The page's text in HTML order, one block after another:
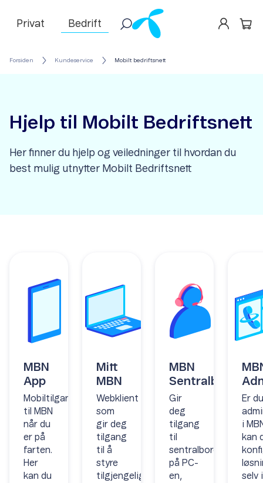
Privat Bedrift
Forsiden Kundeservice Mobilt bedriftsnett
Hjelp til Mobilt Bedriftsnett
Her finner du hjelp og veiledninger til hvordan du
best mulig utnytter Mobilt Bedriftsnett
MBN
App
Mobiltilgang
til MBN
når du
er på
farten.
Her
kan du
Mitt
MBN
Webklient
som
gir deg
tilgang
til å
styre
tilgjengeligheten,
MBN
Sentralbord
Gir
deg
tilgang
til
sentralbordet
på PC-
en,
Er du
i
kan
selv i